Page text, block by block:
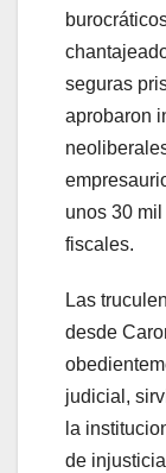
seguras
aprobaron
unos 30
fiscales.
Las
desde
judicial,
la
de